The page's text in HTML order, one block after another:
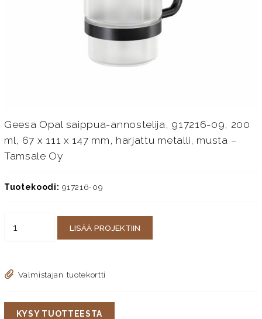
Geesa Opal saippua-annostelija, 917216-09, 200
ml, 67 x 111 x 147 mm, harjattu metalli, musta –
Tamsale Oy
Tuotekoodi: 917216-09
LISÄÄ PROJEKTIIN
Valmistajan tuotekortti
KYSY TUOTTEESTA